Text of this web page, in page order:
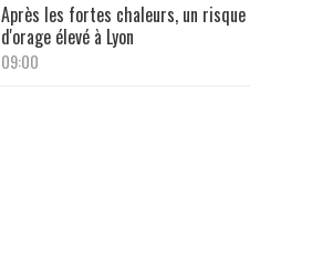
Après les fortes chaleurs, un risque
d'orage élevé à Lyon
09:00